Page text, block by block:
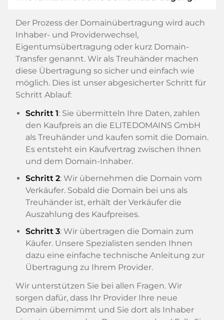
Der Prozess der Domainübertragung wird auch
Inhaber- und Providerwechsel,
Eigentumsübertragung oder kurz Domain-
Transfer genannt. Wir als Treuhänder machen
diese Übertragung so sicher und einfach wie
möglich. Dies ist unser abgesicherter Schritt für
Schritt Ablauf:
Schritt 1: Sie übermitteln Ihre Daten, zahlen
den Kaufpreis an die ELITEDOMAINS GmbH
als Treuhänder und kaufen somit die Domain.
Es entsteht ein Kaufvertrag zwischen Ihnen
und dem Domain-Inhaber.
Schritt 2: Wir übernehmen die Domain vom
Verkäufer. Sobald die Domain bei uns als
Treuhänder ist, erhält der Verkäufer die
Auszahlung des Kaufpreises.
Schritt 3: Wir übertragen die Domain zum
Käufer. Unsere Spezialisten senden Ihnen
dazu eine einfache technische Anleitung zur
Übertragung zu Ihrem Provider.
Wir unterstützen Sie bei allen Fragen. Wir
sorgen dafür, dass Ihr Provider Ihre neue
Domain übernimmt und Sie dort als Inhaber